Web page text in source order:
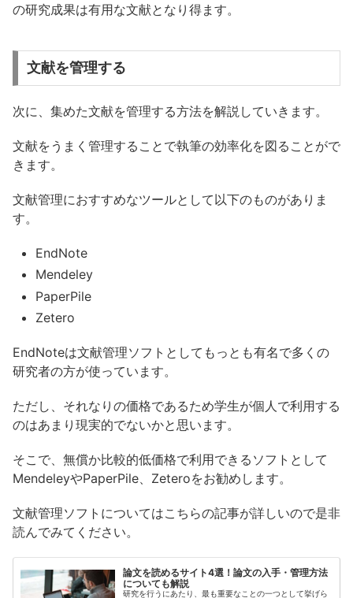
の研究成果は有用な文献となり得ます。
文献を管理する
次に、集めた文献を管理する方法を解説していきます。
文献をうまく管理することで執筆の効率化を図ることがで
きます。
文献管理におすすめなツールとして以下のものがありま
す。
EndNote
Mendeley
PaperPile
Zetero
EndNoteは文献管理ソフトとしてもっとも有名で多くの
研究者の方が使っています。
ただし、それなりの価格であるため学生が個人で利用する
のはあまり現実的でないかと思います。
そこで、無償か比較的低価格で利用できるソフトとして
MendeleyやPaperPile、Zeteroをお勧めします。
文献管理ソフトについてはこちらの記事が詳しいので是非
読んでみてください。
論文を読めるサイト4選！論文の入手・管理方法
についても解説
研究を行うにあたり、最も重要なことの一つとして挙げら